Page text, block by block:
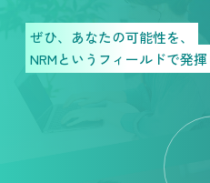
ぜひ、あなたの可能性を、
NRMというフィールドで発揮